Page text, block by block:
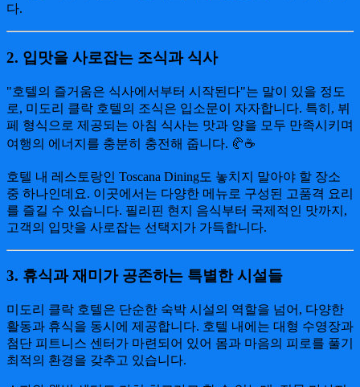
다.
2. 입맛을 사로잡는 조식과 식사
"호텔의 즐거움은 식사에서부터 시작된다"는 말이 있을 정도
로, 미도리 클락 호텔의 조식은 입소문이 자자합니다. 특히, 뷔
페 형식으로 제공되는 아침 식사는 맛과 양을 모두 만족시키며
여행의 에너지를 충분히 충전해 줍니다. 🥐☕
호텔 내 레스토랑인 Toscana Dining도 놓치지 말아야 할 장소
중 하나인데요. 이곳에서는 다양한 메뉴로 구성된 고품격 요리
를 즐길 수 있습니다. 필리핀 현지 음식부터 국제적인 맛까지,
고객의 입맛을 사로잡는 선택지가 가득합니다.
3. 휴식과 재미가 공존하는 특별한 시설들
미도리 클락 호텔은 단순한 숙박 시설의 역할을 넘어, 다양한
활동과 휴식을 동시에 제공합니다. 호텔 내에는 대형 수영장과
첨단 피트니스 센터가 마련되어 있어 몸과 마음의 피로를 풀기
최적의 환경을 갖추고 있습니다.